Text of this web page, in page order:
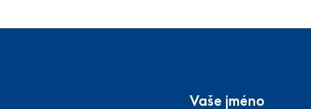
Vaše jméno